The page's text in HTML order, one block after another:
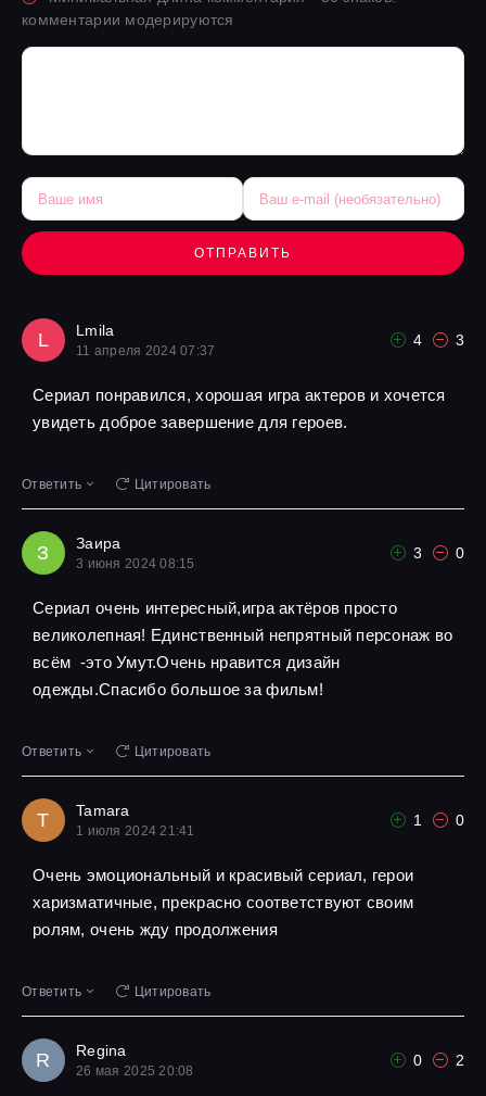
комментарии модерируются
ОТПРАВИТЬ
L Lmila
11 апреля 2024 07:37
4 3
Сериал понравился, хорошая игра актеров и хочется
увидеть доброе завершение для героев.
Ответить Цитировать
З Заира
3 июня 2024 08:15
3 0
Сериал очень интересный,игра актёров просто
великолепная! Единственный непрятный персонаж во
всём -это Умут.Очень нравится дизайн
одежды.Спасибо большое за фильм!
Ответить Цитировать
T Tamara
1 июля 2024 21:41
1 0
Очень эмоциональный и красивый сериал, герои
харизматичные, прекрасно соответствуют своим
ролям, очень жду продолжения
Ответить Цитировать
R Regina
26 мая 2025 20:08
0 2